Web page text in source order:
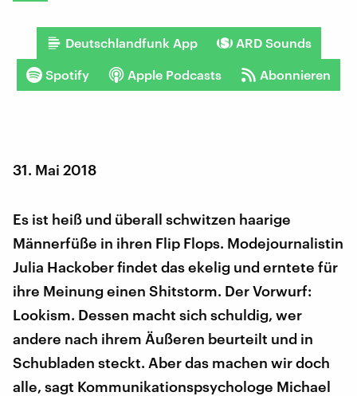
Deutschlandfunk App ARD Sounds
Spotify Apple Podcasts Abonnieren
31. Mai 2018
Es ist heiß und überall schwitzen haarige
Männerfüße in ihren Flip Flops. Modejournalistin
Julia Hackober findet das ekelig und erntete für
ihre Meinung einen Shitstorm. Der Vorwurf:
Lookism. Dessen macht sich schuldig, wer
andere nach ihrem Äußeren beurteilt und in
Schubladen steckt. Aber das machen wir doch
alle, sagt Kommunikationspsychologe Michael